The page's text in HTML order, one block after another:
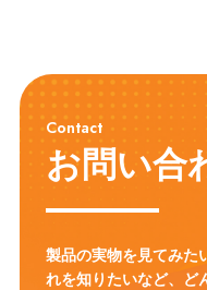
Contact
お問い合
製品の実物を見てみた
れを知りたいなど、
ど